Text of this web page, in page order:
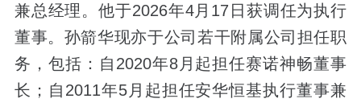
兼总经理。他于2026年4月17日获调任为执行
董事。孙箭华现亦于公司若干附属公司担任职
务，包括：自2020年8月起担任赛诺神畅董事
长；自2011年5月起担任安华恒基执行董事兼